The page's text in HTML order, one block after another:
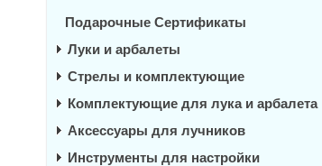
Подарочные Сертификаты
Луки и арбалеты
Стрелы и комплектующие
Комплектующие для лука и арбалета
Аксессуары для лучников
Инструменты для настройки